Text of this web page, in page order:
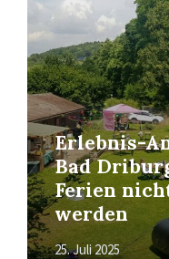
Erlebnis-
Bad
Ferien
werden
25. Juli 2025